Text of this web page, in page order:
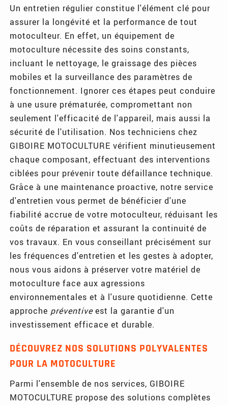
Un entretien régulier constitue l'élément clé pour
assurer la longévité et la performance de tout
motoculteur. En effet, un équipement de
motoculture nécessite des soins constants,
incluant le nettoyage, le graissage des pièces
mobiles et la surveillance des paramètres de
fonctionnement. Ignorer ces étapes peut conduire
à une usure prématurée, compromettant non
seulement l'efficacité de l'appareil, mais aussi la
sécurité de l'utilisation. Nos techniciens chez
GIBOIRE MOTOCULTURE vérifient minutieusement
chaque composant, effectuant des interventions
ciblées pour prévenir toute défaillance technique.
Grâce à une maintenance proactive, notre service
d'entretien vous permet de bénéficier d'une
fiabilité accrue de votre motoculteur, réduisant les
coûts de réparation et assurant la continuité de
vos travaux. En vous conseillant précisément sur
les fréquences d'entretien et les gestes à adopter,
nous vous aidons à préserver votre matériel de
motoculture face aux agressions
environnementales et à l'usure quotidienne. Cette
approche préventiveest la garantie d'un
investissement efficace et durable.
DÉCOUVREZ NOS SOLUTIONS POLYVALENTES
POUR LA MOTOCULTURE
Parmi l'ensemble de nos services, GIBOIRE
MOTOCULTURE propose des solutions complètes